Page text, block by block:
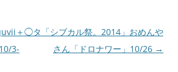
＋◯タ
3-
「シブカル祭。2014」おめんや
さん「ドロナワー」10/26 →